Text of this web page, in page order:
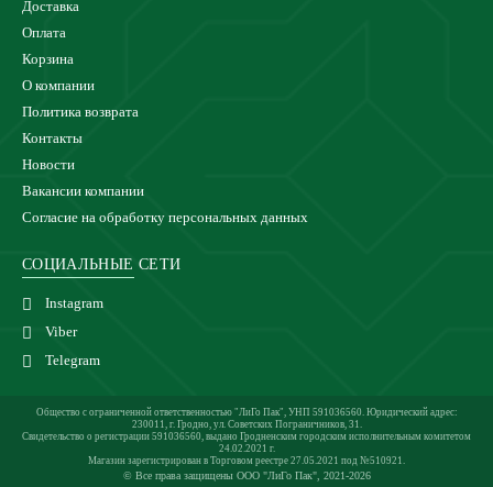
Доставка
Оплата
Корзина
О компании
Политика возврата
Контакты
Новости
Вакансии компании
Согласие на обработку персональных данных
СОЦИАЛЬНЫЕ СЕТИ
Instagram
Viber
Telegram
Общество с ограниченной ответственностью "ЛиГо Пак", УНП 591036560. Юридический адрес:
230011, г. Гродно, ул. Советских Пограничников, 31.
Свидетельство о регистрации 591036560, выдано Гродненским городским исполнительным комитетом
24.02.2021 г.
Магазин зарегистрирован в Торговом реестре 27.05.2021 под №510921.
© Все права защищены ООО "ЛиГо Пак", 2021-2026